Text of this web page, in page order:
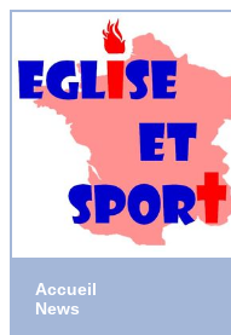
Accueil
News